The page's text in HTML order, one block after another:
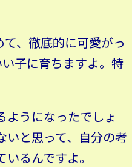
、徹底的に可愛がっ
子に育ちますよ。特
ようになったでしょ
いと思って、自分の考
るんですよ。